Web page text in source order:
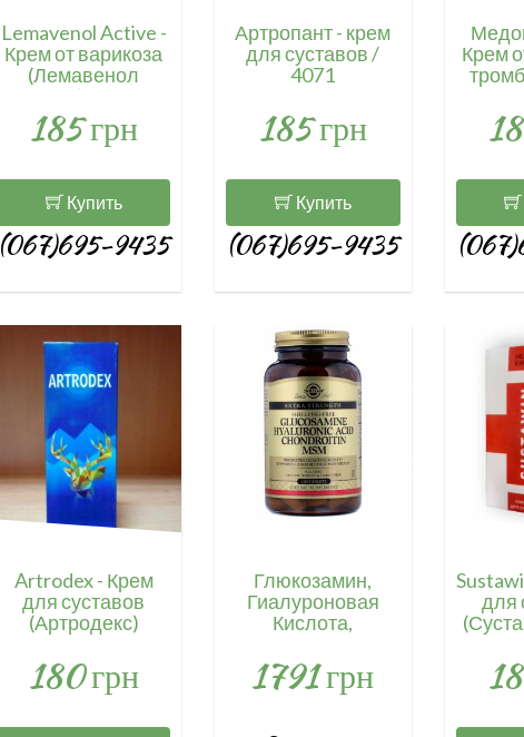
Lemavenol Active -
Крем от варикоза
(Лемавенол
Актив) / 4147
185 грн
Купить
(067)695-9435
Артропант - крем
для суставов /
4071
185 грн
Купить
(067)695-9435
Крем
Artrodex - Крем
для суставов
(Артродекс)
180 грн
Глюкозамин,
Гиалуроновая
Кислота,
МСМ, Solgar, 120
таблеток /
1791 грн
для